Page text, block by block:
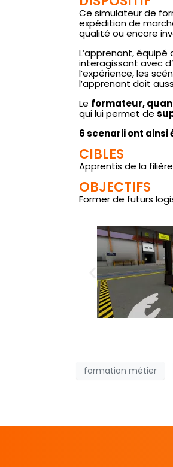
Ce simulateur de
expédition de
qualité ou encore
L’apprenant,
interagissant avec
l’expérience, les
l’apprenant doit
Le formateur,
qui lui permet de
6 scenarii ont
CIBLES
Apprentis de la
OBJECTIFS
Former de futurs
formation métier